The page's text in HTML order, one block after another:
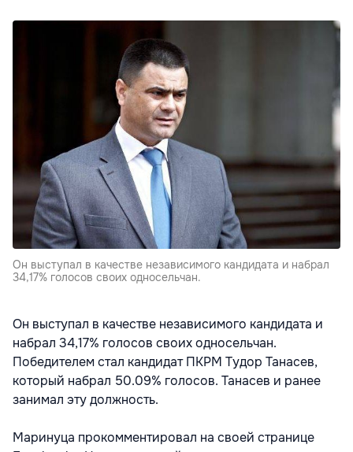
Он выступал в качестве независимого кандидата и набрал
34,17% голосов своих односельчан.
Он выступал в качестве независимого кандидата и
набрал 34,17% голосов своих односельчан.
Победителем стал кандидат ПКРМ Тудор Танасев,
который набрал 50.09% голосов. Танасев и ранее
занимал эту должность.
Маринуца прокомментировал на своей странице